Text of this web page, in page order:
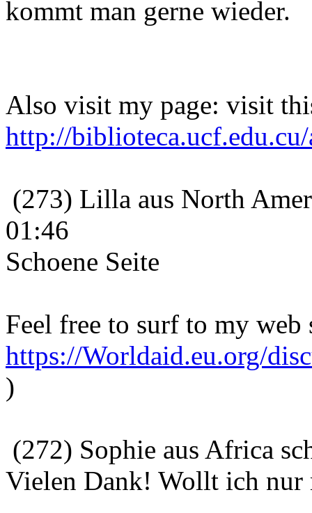
kommt man gerne wieder.
Also visit my page: visit
http://
(273) Lilla aus North
01:46
Schoene Seite
Feel free to surf to my
https://Worldaid.eu.org/
)
(272) Sophie aus Africa
Vielen Dank! Wollt ich nur